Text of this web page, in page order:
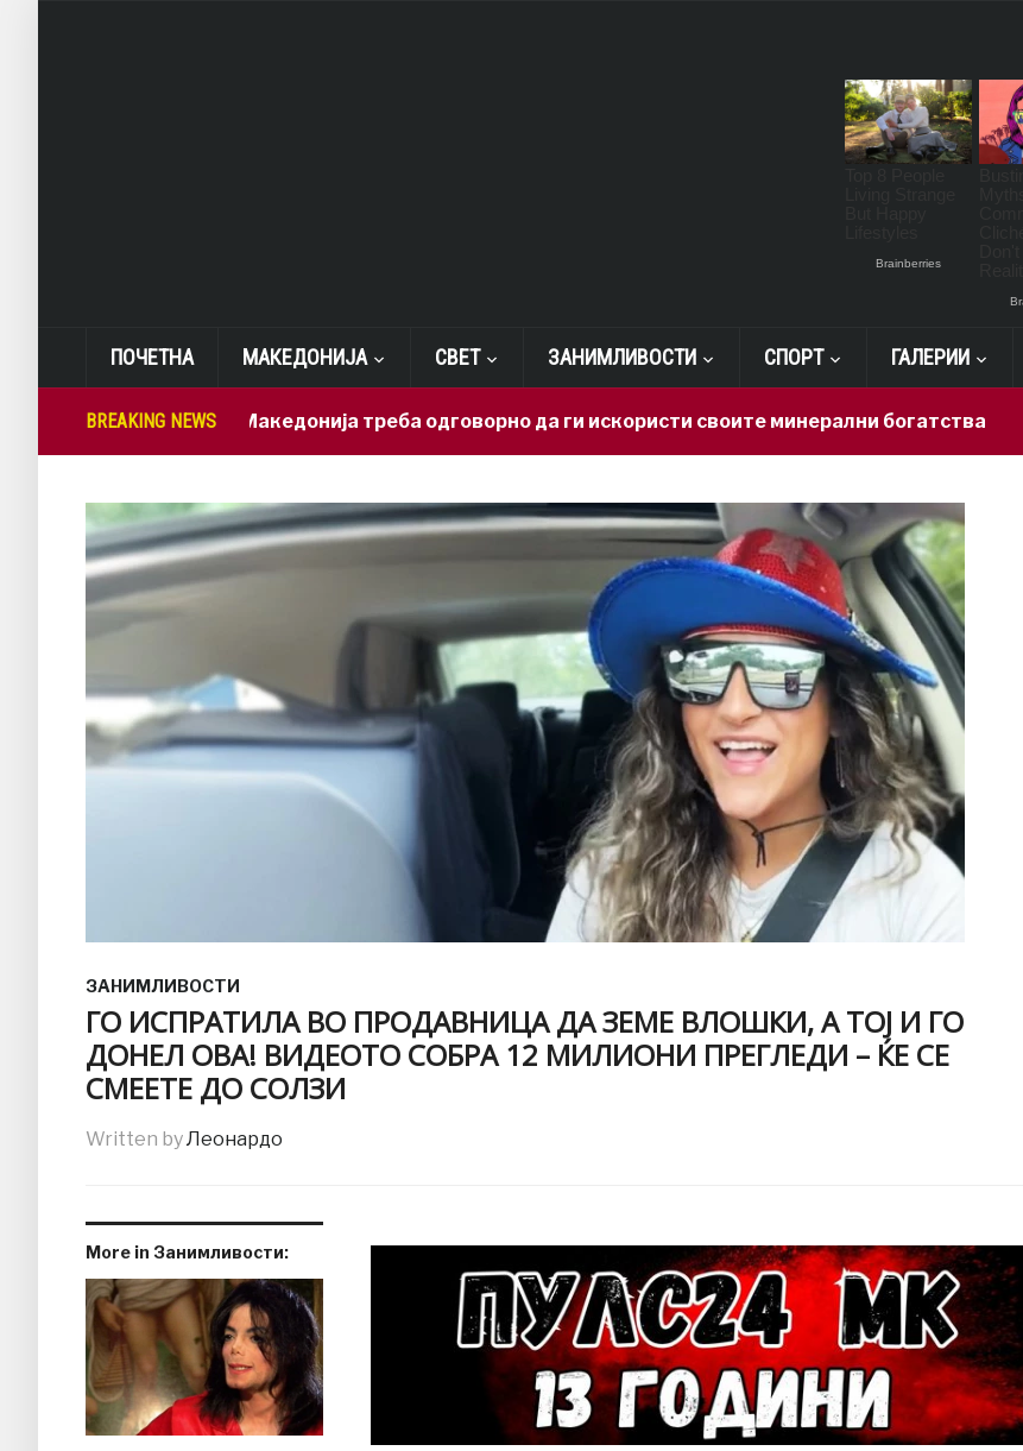
ПОЧЕТНА МАКЕДОНИЈА СВЕТ ЗАНИМЛИВОСТИ СПОРТ ГАЛЕРИИ
BREAKING NEWS
Лепиткова: Македонија треба одговорно да ги искористи своите минерални богатства 1 day ago
ЗАНИМЛИВОСТИ
ГО ИСПРАТИЛА ВО ПРОДАВНИЦА ДА ЗЕМЕ ВЛОШКИ, А ТОЈ И ГО
ДОНЕЛ ОВА! ВИДЕОТО СОБРА 12 МИЛИОНИ ПРЕГЛЕДИ – ЌЕ СЕ
СМЕЕТЕ ДО СОЛЗИ
Written byЛеонардо
More in Занимливости: